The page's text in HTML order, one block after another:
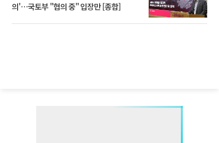
의'⋯국토부 "협의 중" 입장만 [종합]